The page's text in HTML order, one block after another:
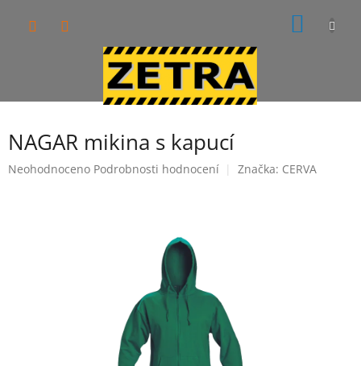
NAGAR mikina s kapucí
Průměrné
Neohodnoceno Podrobnosti hodnocení Značka: CERVA